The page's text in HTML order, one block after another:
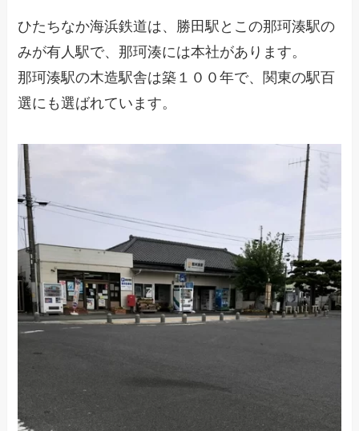
ひたちなか海浜鉄道は、勝田駅とこの那珂湊駅の
みが有人駅で、那珂湊には本社があります。
那珂湊駅の木造駅舎は築１００年で、関東の駅百
選にも選ばれています。